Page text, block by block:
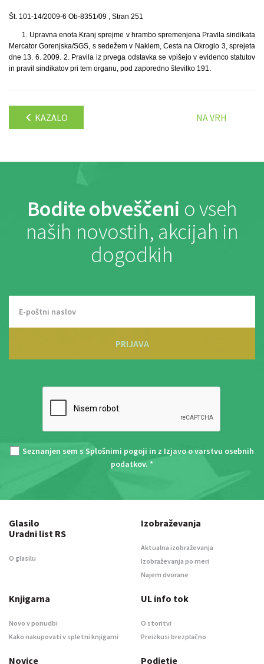
Št. 101-14/2009-6 Ob-8351/09 , Stran 251
1. Upravna enota Kranj sprejme v hrambo spremenjena Pravila sindikata
Mercator Gorenjska/SGS, s sedežem v Naklem, Cesta na Okroglo 3, sprejeta
dne 13. 6. 2009. 2. Pravila iz prvega odstavka se vpišejo v evidenco statutov
in pravil sindikatov pri tem organu, pod zaporedno številko 191.
KAZALO NA VRH
Bodite obveščeni o vseh
naših novostih, akcijah in
dogodkih
PRIJAVA
Seznanjen sem s Splošnimi pogoji in z Izjavo o varstvu osebnih
podatkov. *
Glasilo
Uradni list RS
O glasilu
Izobraževanja
Aktualna izobraževanja
Izobraževanja po meri
Najem dvorane
Knjigarna
Novo v ponudbi
Kako nakupovati v spletni knjigarni
UL info tok
O storitvi
Preizkusi brezplačno
Novice Podjetje